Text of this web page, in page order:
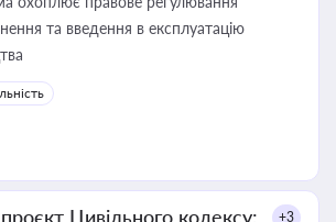
та введення в експлуатацію
Цивільного кодексу:
+3